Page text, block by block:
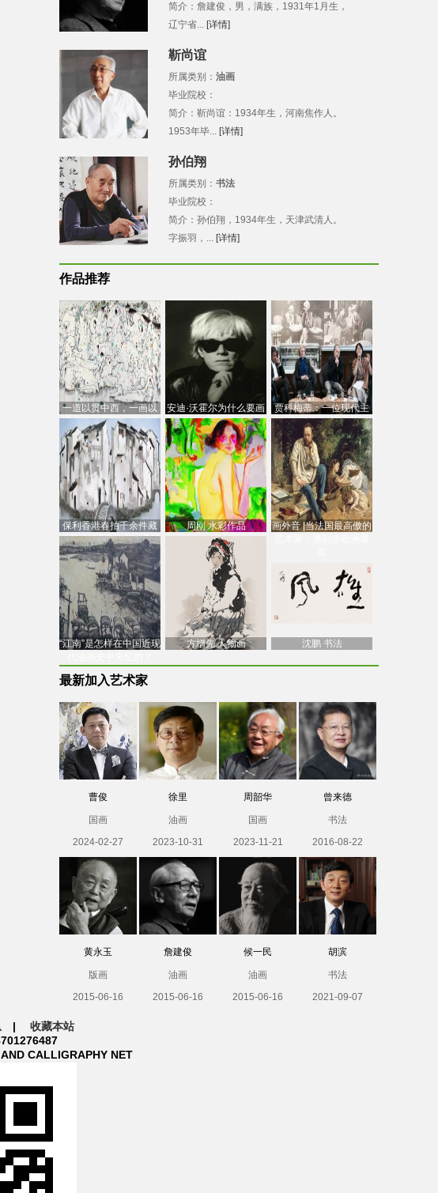
简介：詹建俊，男，满族，1931年1月生，
辽宁省... [详情]
靳尚谊
所属类别： 油画
毕业院校：
简介：靳尚谊：1934年生，河南焦作人。
1953年毕... [详情]
孙伯翔
所属类别： 书法
毕业院校：
简介：孙伯翔，1934年生，天津武清人。
字振羽，... [详情]
作品推荐
一道以贯中西，一画以
通古今：吴冠中的绘画
创
安迪·沃霍尔为什么要画
芭比
贾科梅蒂：一位现代主
义的“当代”艺术家
保利香港春拍千余件藏
品估价逾7亿港元，吴冠
中
周刚 水彩作品
画外音 |当法国最高傲的
“江南”是怎样在中国近现
方增先 人物画 沈鹏 书法
最新加入艺术家
曹俊
国画
2024-02-27
徐里
油画
2023-10-31
周韶华
国画
2023-11-21
曾来德
书法
2016-08-22
黄永玉
版画
2015-06-16
詹建俊
油画
2015-06-16
候一民
油画
2015-06-16
胡滨
书法
2021-09-07
| 收藏本站
CALLIGRAPHY NET